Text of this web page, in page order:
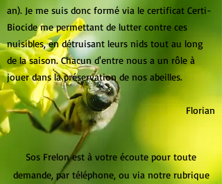
an). Je me suis donc formé via le certificat Certi-
Biocide me permettant de lutter contre ces
nuisibles, en détruisant leurs nids tout au long
de la saison. Chacun d'entre nous a un rôle à
jouer dans la préservation de nos abeilles.
Florian
Sos Frelon est à votre écoute pour toute
demande, par téléphone, ou via notre rubrique